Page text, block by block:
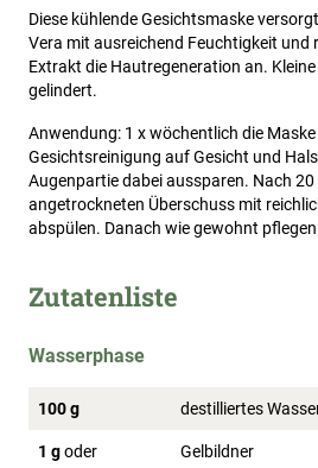
Diese kühlende Gesichtsmaske
Vera mit ausreichend Feuchtigkeit und
Extrakt die Hautregeneration an.
gelindert.
Anwendung: 1 x wöchentlich die
Gesichtsreinigung auf Gesicht und
Augenpartie dabei aussparen. Nach 20
angetrockneten Überschuss mit
abspülen. Danach wie gewohnt
Zutatenliste
Wasserphase
100 g destilliertes
1 goder
Gelbildner